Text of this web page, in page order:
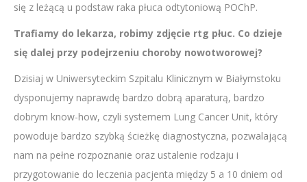
się z leżącą u podstaw raka płuca odtytoniową POChP.
Trafiamy do lekarza, robimy zdjęcie rtg płuc. Co dzieje
się dalej przy podejrzeniu choroby nowotworowej?
Dzisiaj w Uniwersyteckim Szpitalu Klinicznym w Białymstoku
dysponujemy naprawdę bardzo dobrą aparaturą, bardzo
dobrym know-how, czyli systemem Lung Cancer Unit, który
powoduje bardzo szybką ścieżkę diagnostyczna, pozwalającą
nam na pełne rozpoznanie oraz ustalenie rodzaju i
przygotowanie do leczenia pacjenta między 5 a 10 dniem od